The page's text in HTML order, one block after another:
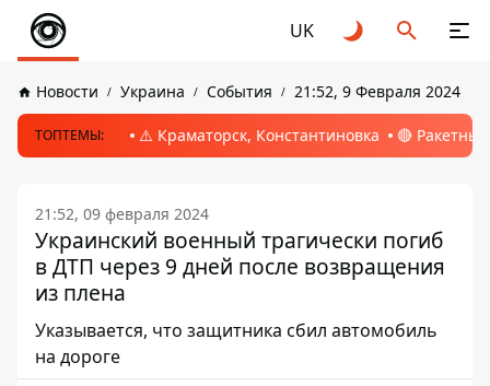
UK
Новости Украина События 21:52, 9 Февраля 2024
ТОПТЕМЫ: ⚠️ Краматорск, Константиновка 🔴
21:52, 09 февраля 2024
Украинский военный трагически погиб
в ДТП через 9 дней после возвращения
из плена
Указывается, что защитника сбил автомобиль
на дороге